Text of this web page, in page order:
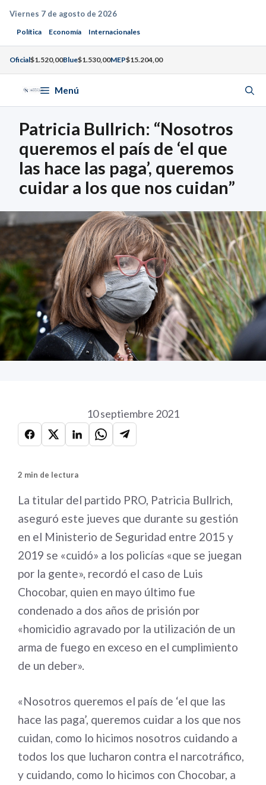
Saltar
contenido
Viernes 7 de agosto de 2026
Política Economía Internacionales
Oficial$1.520,00Blue$1.530,00MEP$15.204,00
Menú
Patricia Bullrich: “Nosotros
queremos el país de ‘el que
las hace las paga’, queremos
cuidar a los que nos cuidan”
10 septiembre 2021
2 min de lectura
La titular del partido PRO, Patricia Bullrich,
aseguró este jueves que durante su gestión
en el Ministerio de Seguridad entre 2015 y
2019 se «cuidó» a los policías «que se juegan
por la gente», recordó el caso de Luis
Chocobar, quien en mayo último fue
condenado a dos años de prisión por
«homicidio agravado por la utilización de un
arma de fuego en exceso en el cumplimiento
de un deber».
«Nosotros queremos el país de ‘el que las
hace las paga’, queremos cuidar a los que nos
cuidan, como lo hicimos nosotros cuidando a
todos los que lucharon contra el narcotráfico,
y cuidando, como lo hicimos con Chocobar, a